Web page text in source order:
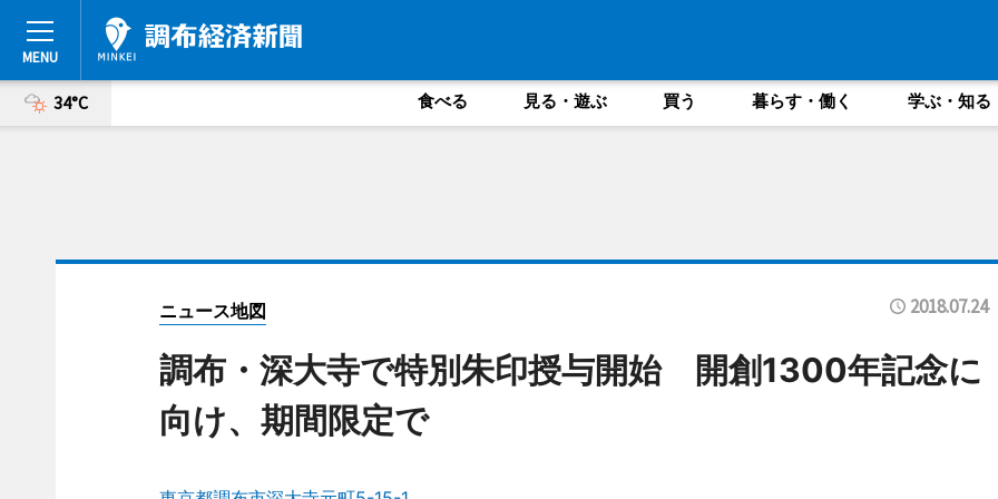
34°C 食べる 見る・遊ぶ 買う 暮らす・働く 学ぶ・知る
ニュース地図 2018.07.24
調布・深大寺で特別朱印授与開始 開創1300年記念に
向け、期間限定で